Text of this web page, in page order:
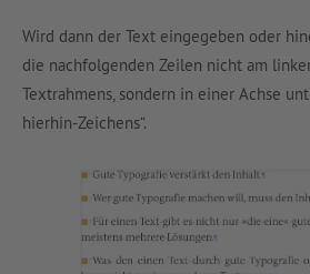
Wird dann der Text eingegeben oder
die nachfolgenden Zeilen nicht am
Textrahmens, sondern in einer Achse
hierhin-Zeichens“.